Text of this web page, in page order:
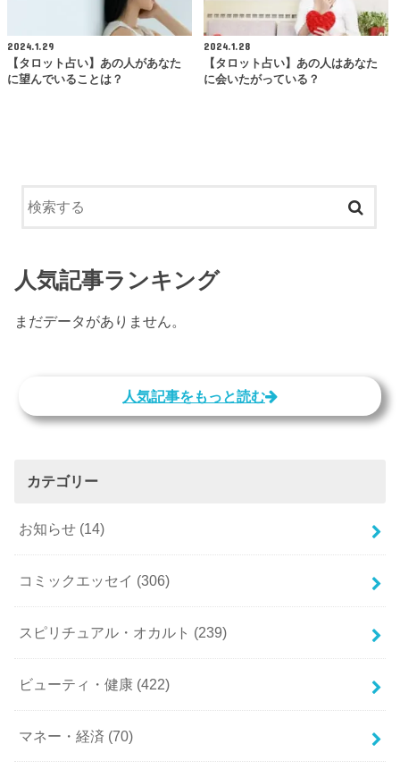
2024.1.29
【タロット占い】あの人があなた
に望んでいることは？
2024.1.28
【タロット占い】あの人はあなた
に会いたがっている？
人気記事ランキング
まだデータがありません。
人気記事をもっと読む
カテゴリー
お知らせ (14)
コミックエッセイ (306)
スピリチュアル・オカルト (239)
ビューティ・健康 (422)
マネー・経済 (70)